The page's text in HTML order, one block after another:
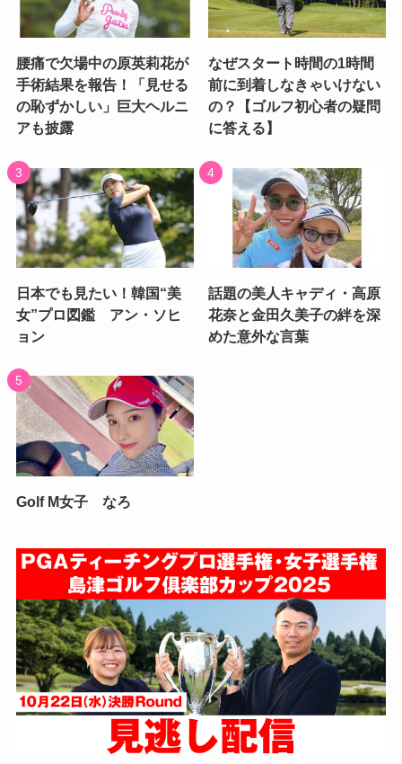
腰痛で欠場中の原英莉花が
手術結果を報告！「見せる
の恥ずかしい」巨大ヘルニ
アも披露
なぜスタート時間の1時間
前に到着しなきゃいけない
の？【ゴルフ初心者の疑問
に答える】
日本でも見たい！韓国“美
女”プロ図鑑 アン・ソヒ
ョン
話題の美人キャディ・高原
花奈と金田久美子の絆を深
めた意外な言葉
Golf M女子 なろ